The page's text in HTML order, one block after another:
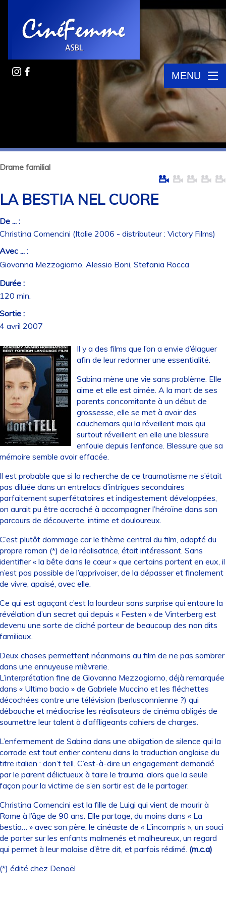
MENU
familial
BESTIA NEL CUORE
... :
Comencini (Italie 2006 - distributeur : Victory Films)
... :
Mezzogiorno, Alessio Boni, Stefania Rocca
:
min.
:
avril 2007
Il y a des films que l’on a envie d’élaguer
afin de leur redonner une essentialité.
Sabina mène une vie sans problème. Elle
aime et elle est aimée. A la mort de ses
parents concomitante à un début de
grossesse, elle se met à avoir des
cauchemars qui la réveillent mais qui
surtout réveillent en elle une blessure
enfouie depuis l’enfance. Blessure que sa
semble avoir effacée.
est probable que si la recherche de ce traumatisme ne s’était
diluée dans un entrelacs d’intrigues secondaires
superfétatoires et indigestement développées,
aurait pu être accroché à accompagner l’héroïne dans son
de découverte, intime et douloureux.
plutôt dommage car le thème central du film, adapté du
roman (*) de la réalisatrice, était intéressant. Sans
« la bête dans le cœur » que certains portent en eux, il
pas possible de l’apprivoiser, de la dépasser et finalement
vivre, apaisé, avec elle.
qui est agaçant c’est la lourdeur sans surprise qui entoure la
d’un secret qui depuis « Festen » de Vinterberg est
une sorte de cliché porteur de beaucoup des non dits
choses permettent néanmoins au film de ne pas sombrer
une ennuyeuse mièvrerie.
fine de Giovanna Mezzogiorno, déjà remarquée
« Ultimo bacio » de Gabriele Muccino et les fléchettes
contre une télévision (berlusconnienne ?) qui
et médiocrise les réalisateurs de cinéma obligés de
leur talent à d’affligeants cahiers de charges.
de Sabina dans une obligation de silence qui la
est tout entier contenu dans la traduction anglaise du
italien : don’t tell. C’est-à-dire un engagement demandé
le parent délictueux à taire le trauma, alors que la seule
pour la victime de s’en sortir est de le partager.
Comencini est la fille de Luigi qui vient de mourir à
à l’âge de 90 ans. Elle partage, du moins dans « La
» avec son père, le cinéaste de « L’incompris », un souci
porter sur les enfants malmenés et malheureux, un regard
permet à leur malaise d’être dit, et parfois rédimé. (m.c.a)
édité chez Denoël